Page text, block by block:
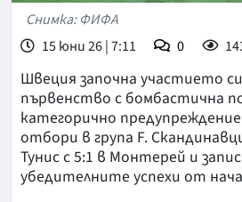
Снимка: ФИФА
15 юни 26 | 7:11
0
Швеция започна участието
първенство с бомбастична
категорично
отбори в група F.
Тунис с 5:1 в Монтерей и
убедителните успехи от